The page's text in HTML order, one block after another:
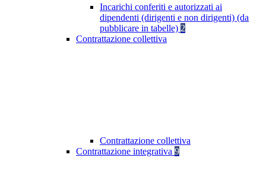
Incarichi conferiti e autorizzati ai
dipendenti (dirigenti e non dirigenti) (da
pubblicare in tabelle) 2
Contrattazione collettiva
Contrattazione collettiva
Contrattazione integrativa 9